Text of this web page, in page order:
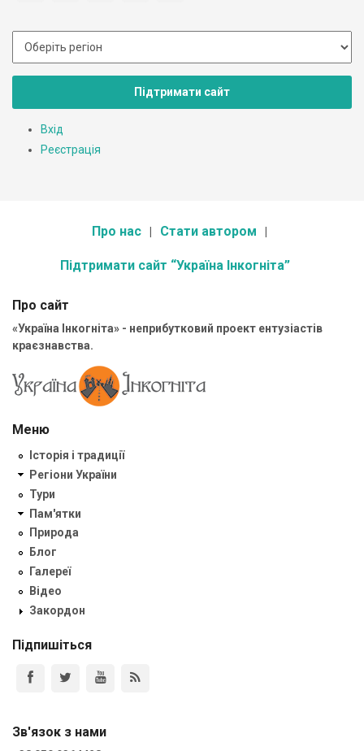
Підтримати сайт
Вхід
Реєстрація
Про нас Стати автором
Підтримати сайт “Україна Інкогніта”
Про сайт
«Україна Інкогніта» - неприбутковий проект ентузіастів
краєзнавства.
Меню
Історія і традиції
Регіони України
Тури
Пам'ятки
Природа
Блог
Галереї
Відео
Закордон
Підпишіться
Зв'язок з нами